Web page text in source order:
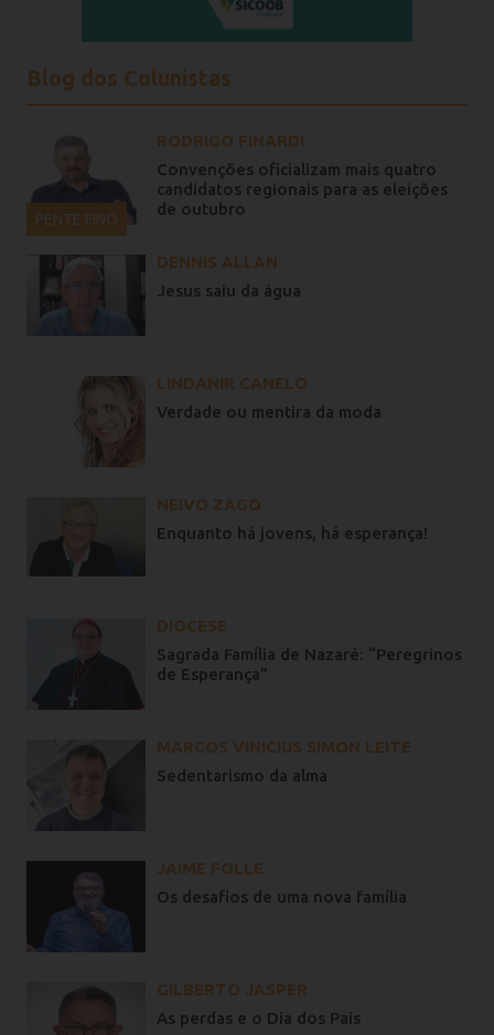
Blog dos Colunistas
PENTE FINO
RODRIGO FINARDI
Convenções oficializam mais quatro
candidatos regionais para as eleições
de outubro
DENNIS ALLAN
Jesus saiu da água
LINDANIR CANELO
Verdade ou mentira da moda
NEIVO ZAGO
Enquanto há jovens, há esperança!
DIOCESE
Sagrada Família de Nazaré: “Peregrinos
de Esperança”
MARCOS VINICIUS SIMON LEITE
Sedentarismo da alma
JAIME FOLLE
Os desafios de uma nova família
GILBERTO JASPER
As perdas e o Dia dos Pais